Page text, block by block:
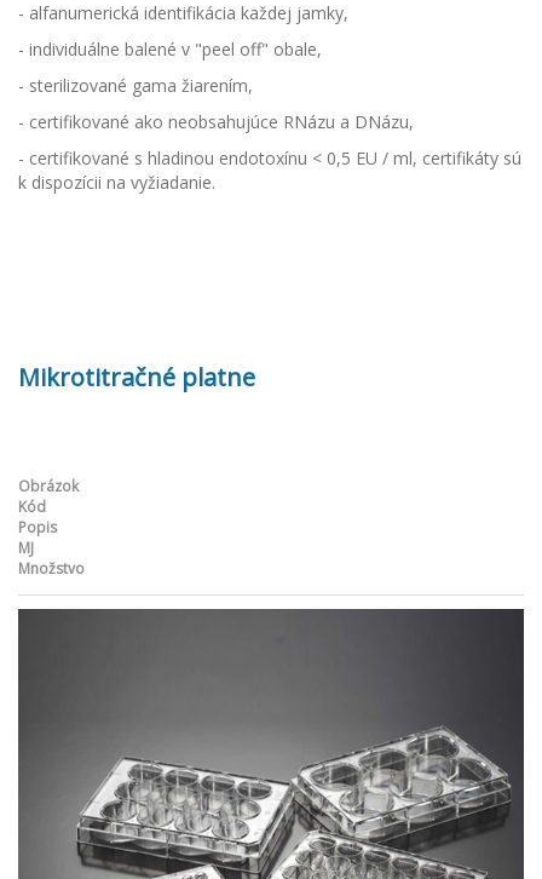
- alfanumerická identifikácia každej jamky,
- individuálne balené v "peel off" obale,
- sterilizované gama žiarením,
- certifikované ako neobsahujúce RNázu a DNázu,
- certifikované s hladinou endotoxínu < 0,5 EU / ml, certifikáty sú
k dispozícii na vyžiadanie.
Mikrotitračné platne
Obrázok
Kód
Popis
MJ
Množstvo